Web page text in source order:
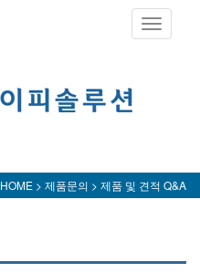
Toggle
HOME > 제품문의 > 제품 및 견적 Q&A